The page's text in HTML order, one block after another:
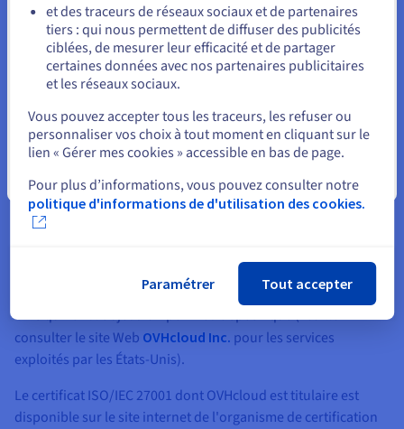
Périmètres et certificats
ISO/IEC 27018 sont disponibles pour les services OVHcloud
hébergés dans l’ensemble de nos datacenters, sauf aux États-
Unis qui font l’objet d’un périmètre spécifique (veuillez
consulter le site Web OVHcloud Inc. pour les services
exploités par les États-Unis).
Le certificat ISO/IEC 27001 dont OVHcloud est titulaire est
disponible sur le site internet de l'organisme de certification
Rester sur le site actuel
Fermer
et des traceurs de réseaux sociaux et de partenaires
tiers : qui nous permettent de diffuser des publicités
ciblées, de mesurer leur efficacité et de partager
certaines données avec nos partenaires publicitaires
et les réseaux sociaux.
Vous pouvez accepter tous les traceurs, les refuser ou
personnaliser vos choix à tout moment en cliquant sur le
lien « Gérer mes cookies » accessible en bas de page.
Pour plus d’informations, vous pouvez consulter notre
politique d'informations de d'utilisation des cookies.
Paramétrer Tout accepter